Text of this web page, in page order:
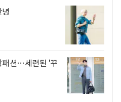
패션…세련된 '꾸